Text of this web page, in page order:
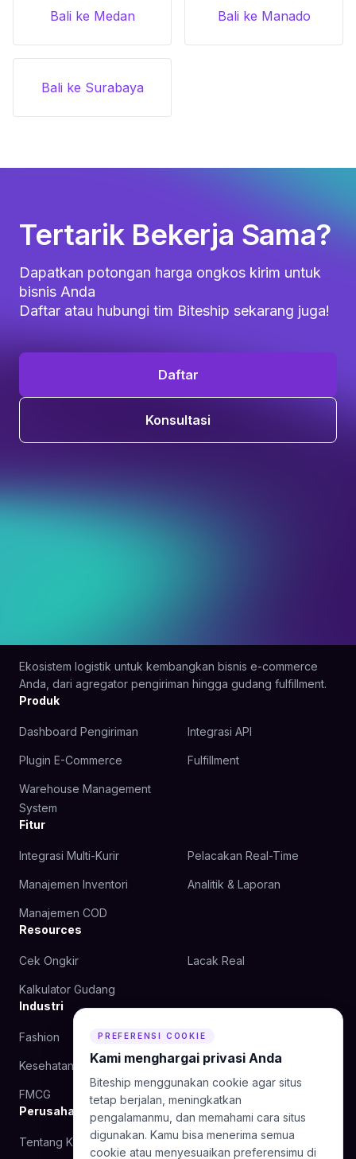
Bali ke Medan Bali ke Manado
Bali ke Surabaya
Tertarik Bekerja Sama?
Dapatkan potongan harga ongkos kirim untuk
bisnis Anda
Daftar atau hubungi tim Biteship sekarang juga!
Daftar
Konsultasi
Ekosistem logistik untuk kembangkan bisnis e-commerce
Anda, dari agregator pengiriman hingga gudang fulfillment.
Produk
Dashboard Pengiriman Integrasi API
Plugin E-Commerce Fulfillment
Warehouse Management
System
Fitur
Integrasi Multi-Kurir Pelacakan Real-Time
Manajemen Inventori Analitik & Laporan
Manajemen COD
Resources
Cek Ongkir Lacak Real
Kalkulator Gudang
Industri
Fashion Kecantikan
Kesehatan Makanan
FMCG
Perusahaan
Tentang Kami Blog
PREFERENSI COOKIE
Kami menghargai privasi Anda
Biteship menggunakan cookie agar situs
tetap berjalan, meningkatkan
pengalamanmu, dan memahami cara situs
digunakan. Kamu bisa menerima semua
cookie atau menyesuaikan preferensimu di